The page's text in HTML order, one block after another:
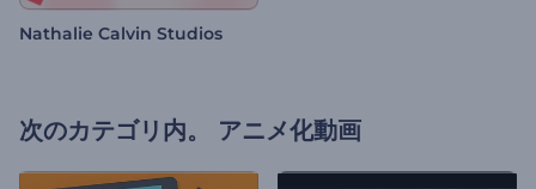
Nathalie Calvin Studios
次のカテゴリ内。 アニメ化動画